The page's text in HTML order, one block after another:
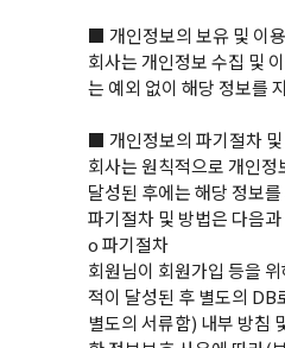
■ 개인정보의 보유 및 이
회사는 개인정보 수집 및
는 예외 없이 해당 정보를
■ 개인정보의 파기절차 및
회사는 원칙적으로 개인정
달성된 후에는 해당 정보
파기절차 및 방법은 다음
ο 파기절차
회원님이 회원가입 등을
적이 달성된 후 별도의 DB
별도의 서류함) 내부 방침